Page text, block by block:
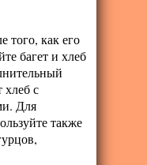
того, как его
багет и хлеб
хлеб с
Для
также